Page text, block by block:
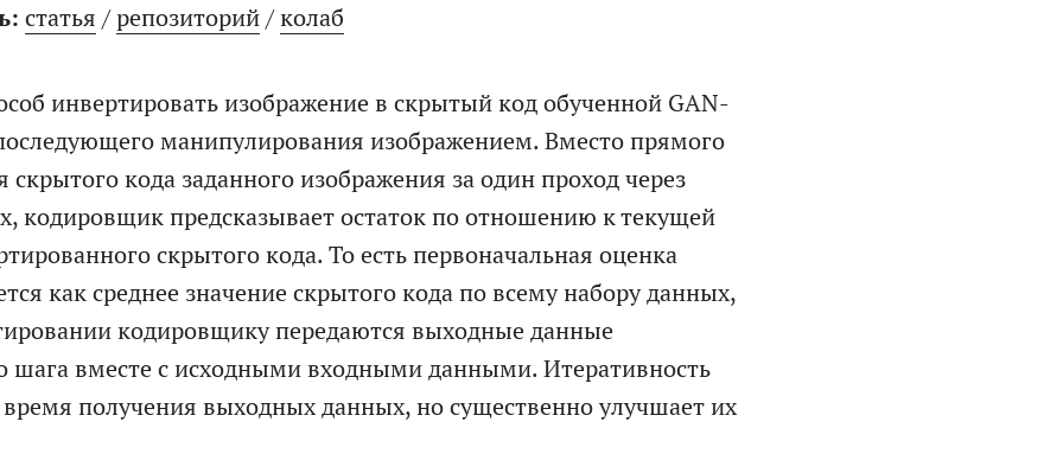
статья /репозиторий/колаб
инвертировать изображение в скрытый код обученной GAN-
манипулирования изображением. Вместо прямого
скрытого кода заданного изображения за один проход через
кодировщик предсказывает остаток по отношению к текущей
скрытого кода. То есть первоначальная оценка
как среднее значение скрытого кода по всему набору данных,
кодировщику передаются выходные данные
шага вместе с исходными входными данными. Итеративность
время получения выходных данных, но существенно улучшает их